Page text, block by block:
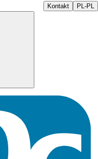
Kontakt PL-PL